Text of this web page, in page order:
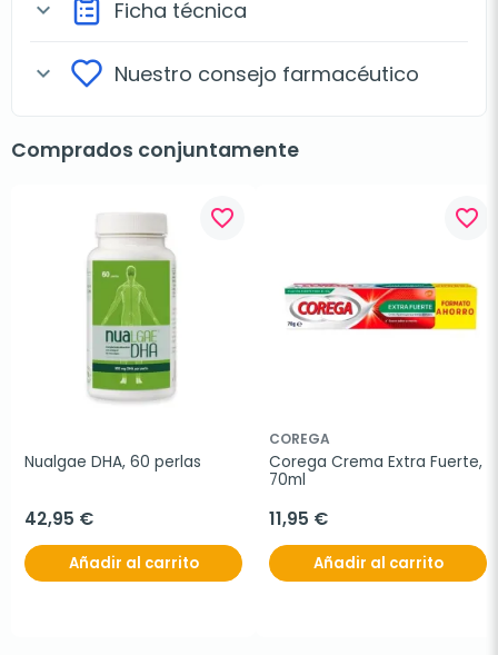
expand_more Ficha técnica
expand_more Nuestro consejo farmacéutico
Comprados conjuntamente
favorite_border
Nualgae DHA, 60 perlas
42,95 €
Añadir al carrito
favorite_border
COREGA
Corega Crema Extra Fuerte,
70ml
11,95 €
Añadir al carrito